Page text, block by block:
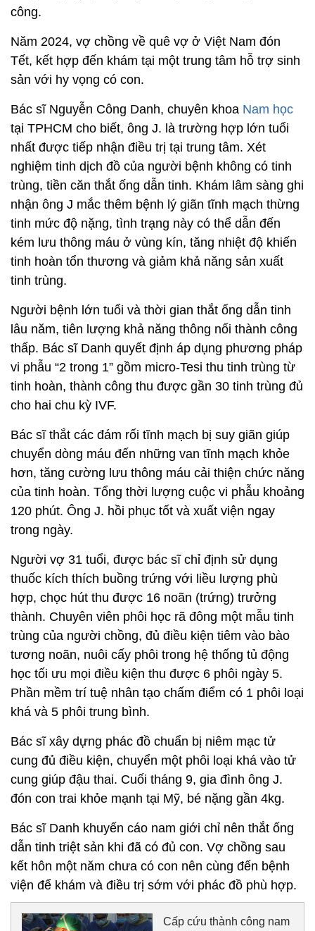
công.
Năm 2024, vợ chồng về quê vợ ở Việt Nam đón
Tết, kết hợp đến khám tại một trung tâm hỗ trợ sinh
sản với hy vọng có con.
Bác sĩ Nguyễn Công Danh, chuyên khoa Nam học
tại TPHCM cho biết, ông J. là trường hợp lớn tuổi
nhất được tiếp nhận điều trị tại trung tâm. Xét
nghiệm tinh dịch đồ của người bệnh không có tinh
trùng, tiền căn thắt ống dẫn tinh. Khám lâm sàng ghi
nhận ông J mắc thêm bệnh lý giãn tĩnh mạch thừng
tinh mức độ nặng, tình trạng này có thể dẫn đến
kém lưu thông máu ở vùng kín, tăng nhiệt độ khiến
tinh hoàn tổn thương và giảm khả năng sản xuất
tinh trùng.
Người bệnh lớn tuổi và thời gian thắt ống dẫn tinh
lâu năm, tiên lượng khả năng thông nối thành công
thấp. Bác sĩ Danh quyết định áp dụng phương pháp
vi phẫu “2 trong 1” gồm micro-Tesi thu tinh trùng từ
tinh hoàn, thành công thu được gần 30 tinh trùng đủ
cho hai chu kỳ IVF.
Bác sĩ thắt các đám rối tĩnh mạch bị suy giãn giúp
chuyển dòng máu đến những van tĩnh mạch khỏe
hơn, tăng cường lưu thông máu cải thiện chức năng
của tinh hoàn. Tổng thời lượng cuộc vi phẫu khoảng
120 phút. Ông J. hồi phục tốt và xuất viện ngay
trong ngày.
Người vợ 31 tuổi, được bác sĩ chỉ định sử dụng
thuốc kích thích buồng trứng với liều lượng phù
hợp, chọc hút thu được 16 noãn (trứng) trưởng
thành. Chuyên viên phôi học rã đông một mẫu tinh
trùng của người chồng, đủ điều kiện tiêm vào bào
tương noãn, nuôi cấy phôi trong hệ thống tủ động
học tối ưu mọi điều kiện thu được 6 phôi ngày 5.
Phần mềm trí tuệ nhân tạo chấm điểm có 1 phôi loại
khá và 5 phôi trung bình.
Bác sĩ xây dựng phác đồ chuẩn bị niêm mạc tử
cung đủ điều kiện, chuyển một phôi loại khá vào tử
cung giúp đậu thai. Cuối tháng 9, gia đình ông J.
đón con trai khỏe mạnh tại Mỹ, bé nặng gần 4kg.
Bác sĩ Danh khuyến cáo nam giới chỉ nên thắt ống
dẫn tinh triệt sản khi đã có đủ con. Vợ chồng sau
kết hôn một năm chưa có con nên cùng đến bệnh
viện để khám và điều trị sớm với phác đồ phù hợp.
Cấp cứu thành công nam